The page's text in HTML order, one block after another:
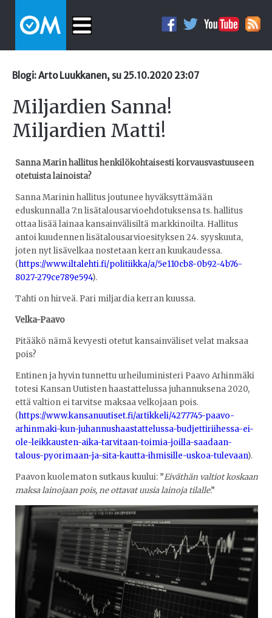
Blogi: Arto Luukkanen, su 25.10.2020 23:07
Miljardien Sanna!
Miljardien Matti!
Sanna Marin hallitus henkilökohtaisesti korvausvastuuseen
otetuista lainoista?
Sanna Marinin hallitus joutunee hyväksyttämään
eduskunnalla 7:n lisätalousarvioehdotuksensa ts. hallitus
ottaa lisää lainaa kansainvälisiltä markkinoilta. Hallitus
antoi kuudennen lisätalousarvioesityksen 24. syyskuuta,
joten nyt lisävelkaa nostetaan kerran kuukaudessa.
(https://www.iltalehti.fi/politiikka/a/5e110cb8-0b92-4b76-
8027-279ce789e594).
Tahti on hirveä. Pari miljardia kerran kuussa.
Velka-Paavo
Pitääkö nämä kevyesti otetut kansainväliset velat maksaa
pois?
Entinen ja hyvin tunnettu urheiluministeri Paavo Arhinmäki
totesi Kansan Uutisten haastattelussa juhannuksena 2020,
että valtion ei tarvitse maksaa velkojaan pois.
(https://www.kansanuutiset.fi/artikkeli/4277745-paavo-
arhinmaki-kun-juhannushaastattelussa-budjettiriihessa-ei-
ole-leikkausten-aika-tarvitaan-toimia-joilla-saadaan-
talous-pyorimaan-ja-sita-kautta-ihmisille-uskoa-tulevaan).
Paavon kuolematon sutkaus kuului: ”Eiväthän valtiot koskaan
maksa lainojaan pois, ne ottavat uusia lainoja tilalle.”